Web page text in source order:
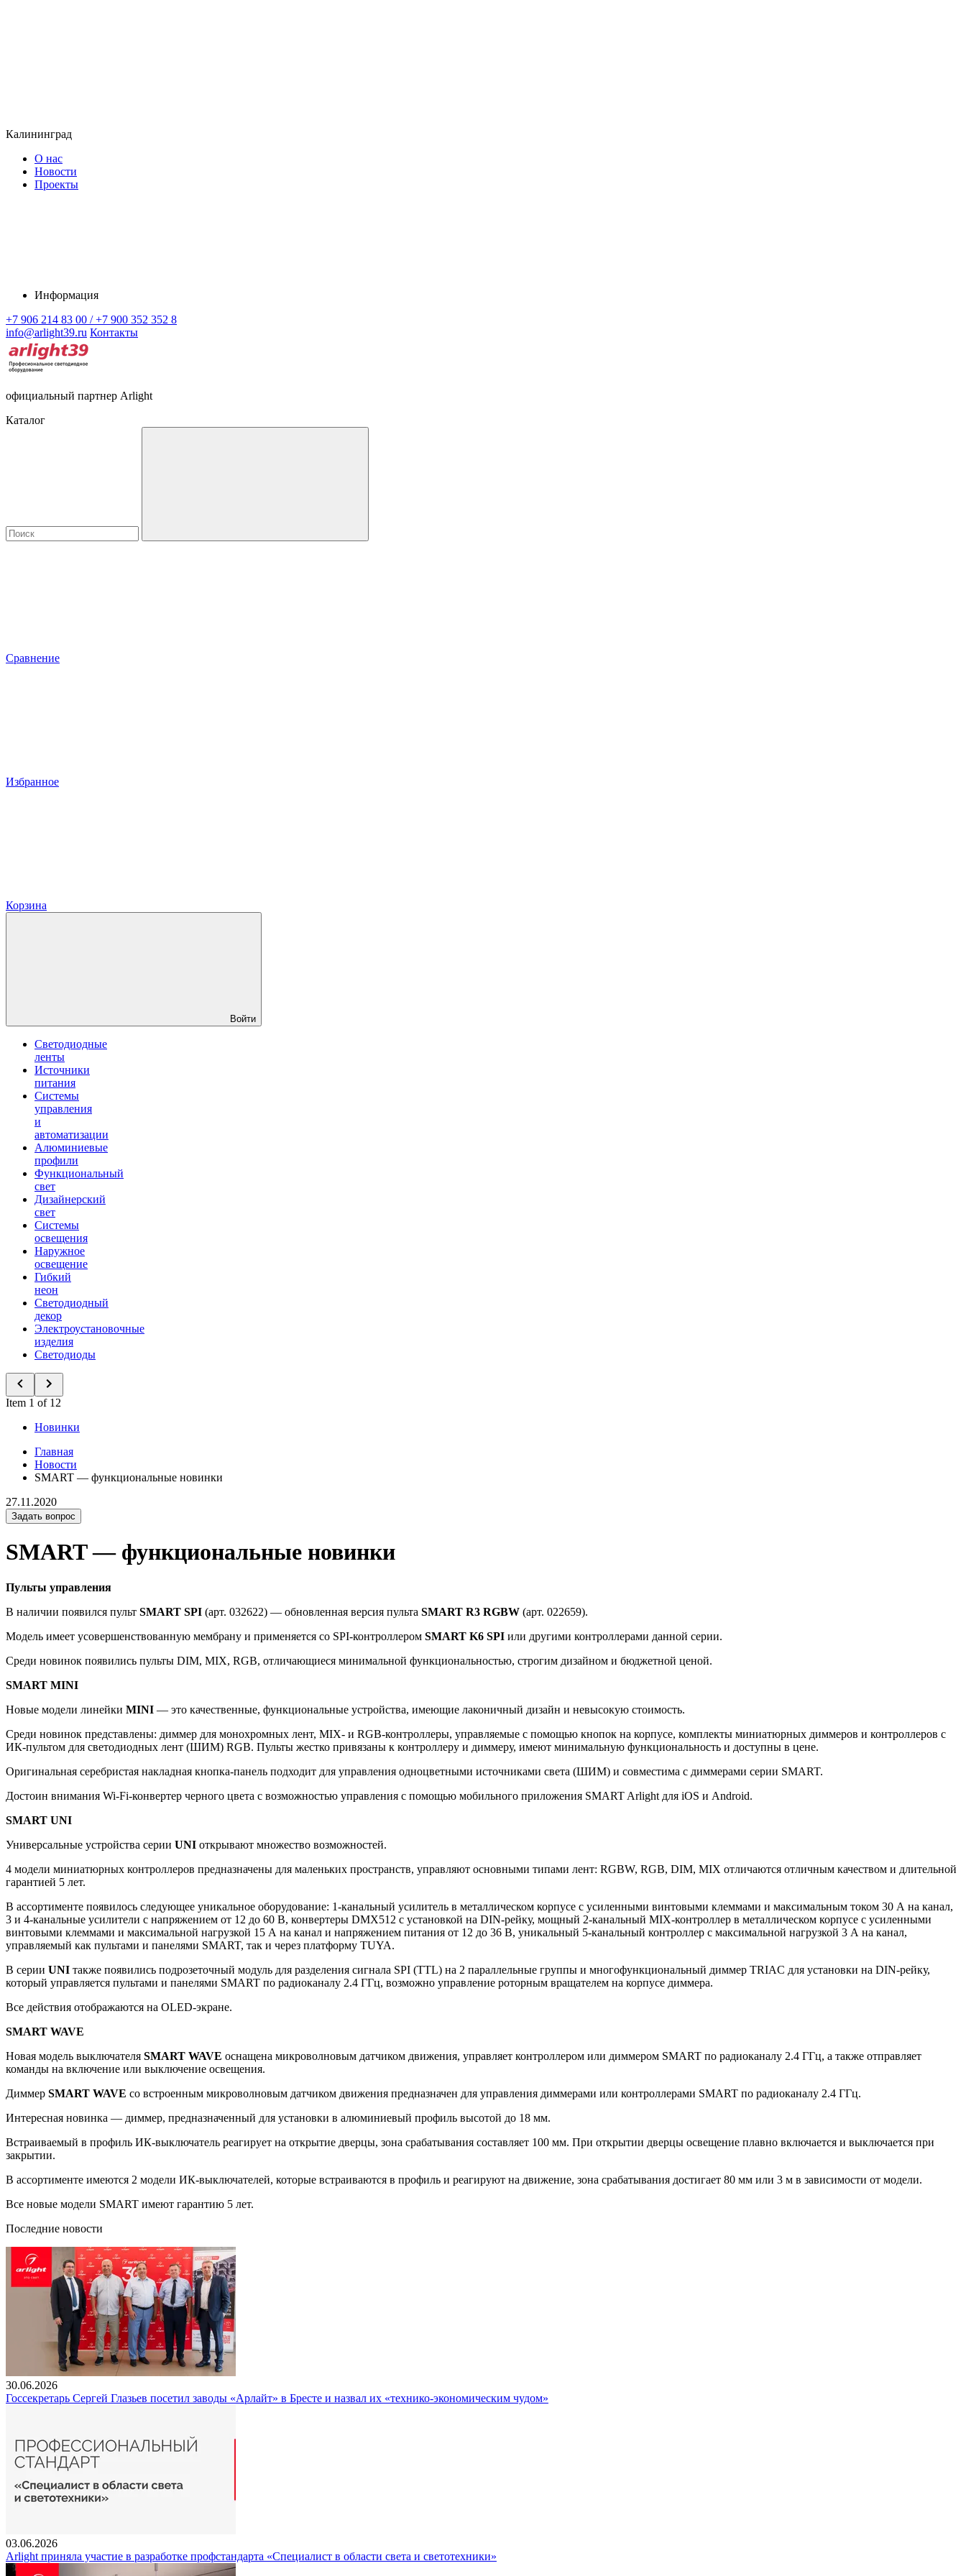
Калининград
О нас
Новости
Проекты
Информация
+7 906 214 83 00 / +7 900 352 352 8
info@arlight39.ru Контакты
официальный партнер Arlight
Каталог
Сравнение
Избранное
Корзина
Войти
Светодиодные
ленты
Источники
питания
Системы
управления
и
автоматизации
Алюминиевые
профили
Функциональный
свет
Дизайнерский
свет
Системы
освещения
Наружное
освещение
Гибкий
неон
Светодиодный
декор
Электроустановочные
изделия
Светодиоды
Item 1 of 12
Новинки
Главная
Новости
SMART — функциональные новинки
27.11.2020
Задать вопрос
SMART — функциональные новинки
Пульты управления
В наличии появился пульт SMART SPI (арт. 032622) — обновленная версия пульта SMART R3 RGBW (арт. 022659).
Модель имеет усовершенствованную мембрану и применяется со SPI-контроллером SMART K6 SPI или другими контроллерами данной серии.
Среди новинок появились пульты DIM, MIX, RGB, отличающиеся минимальной функциональностью, строгим дизайном и бюджетной ценой.
SMART MINI
Новые модели линейки MINI — это качественные, функциональные устройства, имеющие лаконичный дизайн и невысокую стоимость.
Среди новинок представлены: диммер для монохромных лент, MIX- и RGB-контроллеры, управляемые с помощью кнопок на корпусе, комплекты миниатюрных диммеров и контроллеров с
ИК-пультом для светодиодных лент (ШИМ) RGB. Пульты жестко привязаны к контроллеру и диммеру, имеют минимальную функциональность и доступны в цене.
Оригинальная серебристая накладная кнопка-панель подходит для управления одноцветными источниками света (ШИМ) и совместима с диммерами серии SMART.
Достоин внимания Wi-Fi-конвертер черного цвета с возможностью управления с помощью мобильного приложения SMART Arlight для iOS и Android.
SMART UNI
Универсальные устройства серии UNI открывают множество возможностей.
4 модели миниатюрных контроллеров предназначены для маленьких пространств, управляют основными типами лент: RGBW, RGB, DIM, MIX отличаются отличным качеством и длительной
гарантией 5 лет.
В ассортименте появилось следующее уникальное оборудование: 1-канальный усилитель в металлическом корпусе с усиленными винтовыми клеммами и максимальным током 30 А на канал,
3 и 4-канальные усилители с напряжением от 12 до 60 В, конвертеры DMX512 с установкой на DIN-рейку, мощный 2-канальный MIX-контроллер в металлическом корпусе с усиленными
винтовыми клеммами и максимальной нагрузкой 15 А на канал и напряжением питания от 12 до 36 В, уникальный 5-канальный контроллер с максимальной нагрузкой 3 А на канал,
управляемый как пультами и панелями SMART, так и через платформу TUYA.
В серии UNI также появились подрозеточный модуль для разделения сигнала SPI (TTL) на 2 параллельные группы и многофункциональный диммер TRIAC для установки на DIN-рейку,
который управляется пультами и панелями SMART по радиоканалу 2.4 ГГц, возможно управление роторным вращателем на корпусе диммера.
Все действия отображаются на OLED-экране.
SMART WAVE
Новая модель выключателя SMART WAVE оснащена микроволновым датчиком движения, управляет контроллером или диммером SMART по радиоканалу 2.4 ГГц, а также отправляет
команды на включение или выключение освещения.
Диммер SMART WAVE со встроенным микроволновым датчиком движения предназначен для управления диммерами или контроллерами SMART по радиоканалу 2.4 ГГц.
Интересная новинка — диммер, предназначенный для установки в алюминиевый профиль высотой до 18 мм.
Встраиваемый в профиль ИК-выключатель реагирует на открытие дверцы, зона срабатывания составляет 100 мм. При открытии дверцы освещение плавно включается и выключается при
закрытии.
В ассортименте имеются 2 модели ИК-выключателей, которые встраиваются в профиль и реагируют на движение, зона срабатывания достигает 80 мм или 3 м в зависимости от модели.
Все новые модели SMART имеют гарантию 5 лет.
Последние новости
30.06.2026
Госсекретарь Сергей Глазьев посетил заводы «Арлайт» в Бресте и назвал их «технико-экономическим чудом»
03.06.2026
Arlight приняла участие в разработке профстандарта «Специалист в области света и светотехники»